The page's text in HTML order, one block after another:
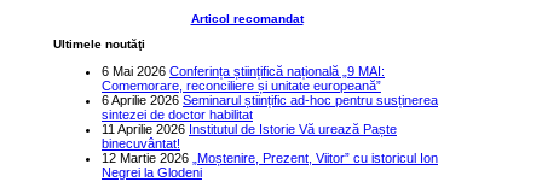
Articol recomandat
Ultimele noutăţi
6 Mai 2026 Conferința științifică națională „9 MAI:
Comemorare, reconciliere și unitate europeană”
6 Aprilie 2026 Seminarul științific ad-hoc pentru susținerea
sintezei de doctor habilitat
11 Aprilie 2026 Institutul de Istorie Vă urează Paște
binecuvântat!
12 Martie 2026
„Moștenire, Prezent, Viitor” cu istoricul Ion
Negrei la Glodeni